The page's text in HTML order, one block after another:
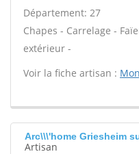
Département: 27
Chapes - Carrelage -
extérieur -
Voir la fiche artisan :
Arc\\\'home Griesheim
Artisan